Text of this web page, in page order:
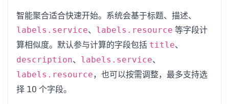
智能聚合适合快速开始。系统会基于标题、描述、
labels.service、 labels.resource 等字段计
算相似度。默认参与计算的字段包括 title、
description、 labels.service、
labels.resource，也可以按需调整，最多支持选
择 10 个字段。